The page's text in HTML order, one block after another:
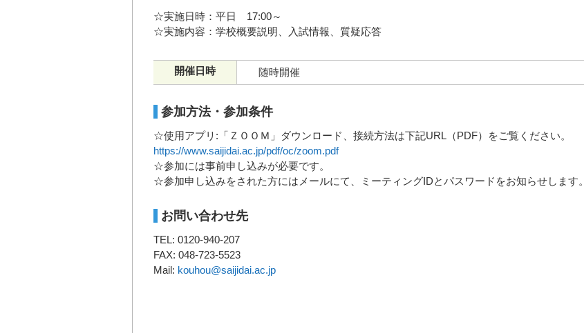
☆実施日時：平日 17:00～
☆実施内容：学校概要説明、入試情報、質疑応答
開催日時 随時開催
参加方法・参加条件
☆使用アプリ:「ＺＯＯＭ」ダウンロード、接続方法は下記URL（PDF）をご覧ください。
https://www.saijidai.ac.jp/pdf/oc/zoom.pdf
☆参加には事前申し込みが必要です。
☆参加申し込みをされた方にはメールにて、ミーティングIDとパスワードをお知らせします。
お問い合わせ先
TEL: 0120-940-207
FAX: 048-723-5523
Mail: kouhou@saijidai.ac.jp